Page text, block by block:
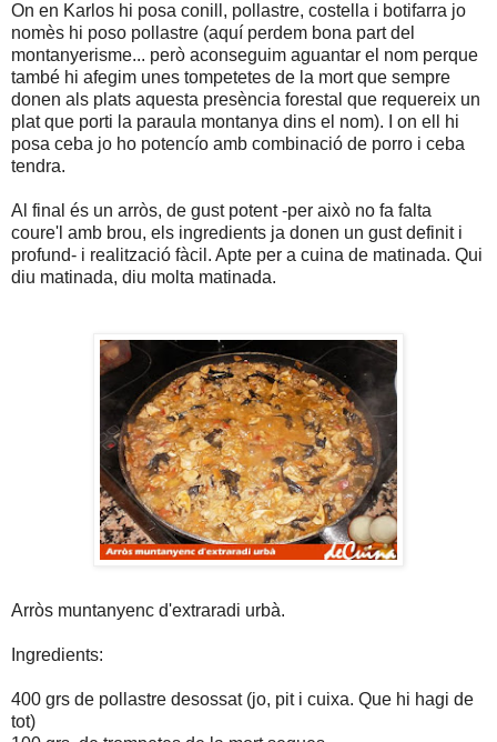
On en Karlos hi posa conill, pollastre, costella i botifarra jo
nomès hi poso pollastre (aquí perdem bona part del
montanyerisme... però aconseguim aguantar el nom perque
també hi afegim unes tompetetes de la mort que sempre
donen als plats aquesta presència forestal que requereix un
plat que porti la paraula montanya dins el nom). I on ell hi
posa ceba jo ho potencío amb combinació de porro i ceba
tendra.
Al final és un arròs, de gust potent -per això no fa falta
coure'l amb brou, els ingredients ja donen un gust definit i
profund- i realització fàcil. Apte per a cuina de matinada. Qui
diu matinada, diu molta matinada.
Arròs muntanyenc d'extraradi urbà.
Ingredients:
400 grs de pollastre desossat (jo, pit i cuixa. Que hi hagi de
tot)